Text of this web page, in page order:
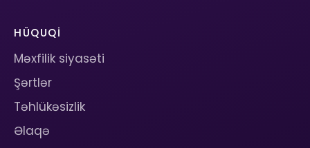
HÜQUQI
Məxfilik siyasəti
Şərtlər
Təhlükəsizlik
Əlaqə